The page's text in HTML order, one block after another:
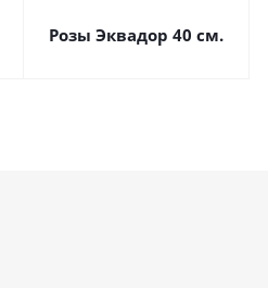
Розы Эквадор 40 см.